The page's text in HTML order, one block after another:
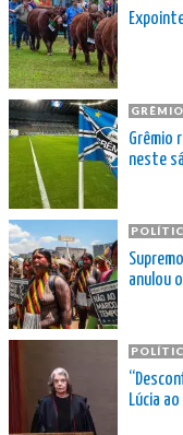
GRÊMIO
Grêmio
neste
anulou
Lúcia